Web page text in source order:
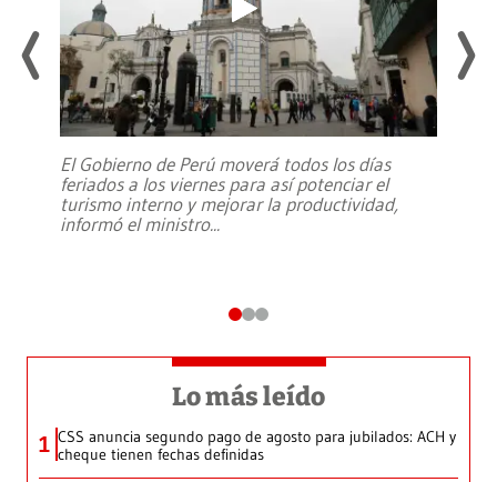
El Gobierno de Perú moverá todos los días
feriados a los viernes para así potenciar el
turismo interno y mejorar la productividad,
informó el ministro...
Lo más leído
1 CSS anuncia segundo pago de agosto para jubilados: ACH y
cheque tienen fechas definidas